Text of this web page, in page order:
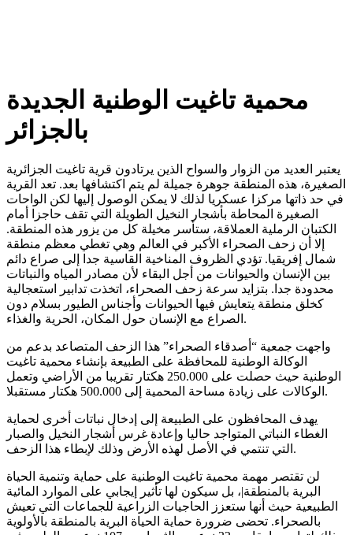
محمية تاغيت الوطنية الجديدة
بالجزائر
يعتبر العديد من الزوار والسواح الذين يرتادون قرية تاغيت الجزائرية
الصغيرة، هذه المنطقة جوهرة جميلة لم يتم اكتشافها بعد. تعد القرية
في حد ذاتها مركزا عسكريا لذلك لا يمكن الوصول إليها لكن الواحات
الصغيرة المحاطة بأشجار النخيل الطويلة التي تقف حاجزا أمام
الكتبان الرملية العملاقة، ستأسر مخيلة كل من يزور هذه المنطقة.
إلا أن زحف الصحراء الأكبر في العالم وهي تغطي معظم منطقة
شمال إفريقيا. تؤدي الظروف المناخية القاسية جدا إلى صراع دائم
بين الإنسان والحيوانات من أجل البقاء لأن مصادر المياه والنباتات
محدودة جدا. بتزايد سرعة زحف الصحراء، اتخذت تدابير استعجالية
كخلق منطقة يتعايش فيها الحيوانات وأجناس الطيور بسلام دون
الصراع مع الإنسان حول المكان، الحرية والغذاء.
واجهت جمعية “أصدقاء الصحراء” هذا الزحف المتصاعد بدعم من
الوكالة الوطنية للمحافظة على الطبيعة بإنشاء محمية تاغيت
الوطنية حيث حصلت على 250.000 هكتار تقريبا من الأراضي وتعمل
الوكالات على زيادة مساحة المحمية إلى 500.000 هكتار مستقبلا.
يهدف المحافظون على الطبيعة إلى إدخال نباتات أخرى لحماية
الغطاء النباتي المتواجد حاليا وإعادة غرس أشجار النخيل والصبار
التي تنتمي في الأصل لهذه الأرض وذلك لإبطاء هذا الزحف.
لن تقتصر مهمة محمية تاغيت الوطنية على حماية وتنمية الحياة
البرية بالمنطقة|، بل سيكون لها تأثير إيجابي على الموارد المائية
الطبيعية حيث أنها ستعزز الحاجيات الزراعية للجماعات التي تعيش
بالصحراء. تحضى ضرورة حماية الحياة البرية بالمنطقة بالأولوية